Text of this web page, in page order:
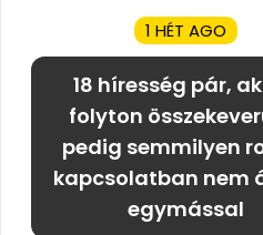
1 HÉT AGO
18 híresség pár,
folyton
pedig semmilyen
kapcsolatban nem
egymással